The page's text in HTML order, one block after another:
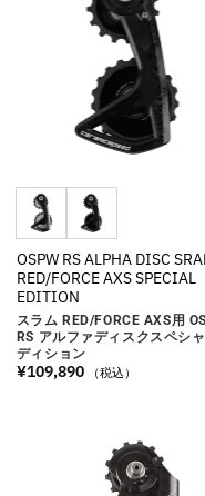
OSPW RS ALPHA DISC
RED/FORCE AXS SPECIAL
EDITION
スラム RED/FORCE AXS用
RS アルファディスクスペシ
ディション
¥109,890 （税込）